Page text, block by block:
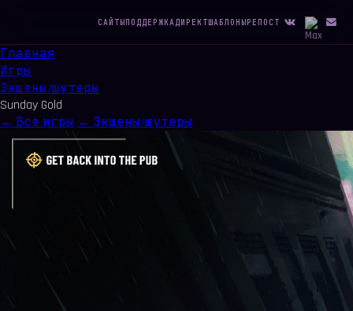
САЙТЫПОДДЕРЖКА ДИРЕКТШАБЛОНЫРЕПОСТ
Главная
Игры
Экшены/шутеры
Sunday Gold
← Все игры ← Экшены/шутеры